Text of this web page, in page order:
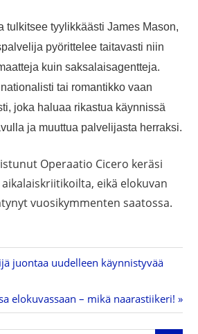
tulkitsee tyylikkäästi James Mason,
pyörittelee taitavasti niin
kuin saksalaisagentteja.
tai romantikko vaan
joka haluaa rikastua käynnissä
ja muuttua palvelijasta herraksi.
Operaatio Cicero keräsi
eikä elokuvan
vuosikymmenten saatossa.
juontaa uudelleen käynnistyvää
elokuvassaan – mikä naarastiikeri!